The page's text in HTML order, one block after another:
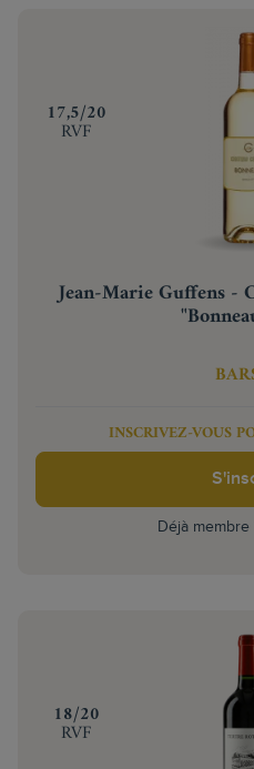
‍17,5/20
RVF
Jean-Marie Guffens -
INSCRIVEZ-VOUS
Déjà membre
‍18/20
RVF